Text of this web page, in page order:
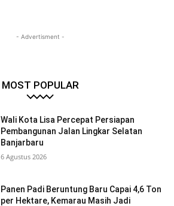
- Advertisment -
MOST POPULAR
Wali Kota Lisa Percepat Persiapan
Pembangunan Jalan Lingkar Selatan
Banjarbaru
6 Agustus 2026
Panen Padi Beruntung Baru Capai 4,6 Ton
per Hektare, Kemarau Masih Jadi